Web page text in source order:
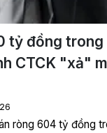
tỷ đồng trong
CTCK "xả"
ròng 604 tỷ đồng